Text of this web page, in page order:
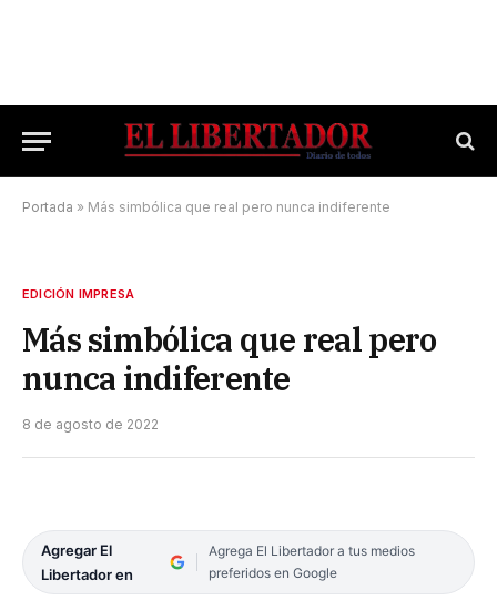
Portada » Más simbólica que real pero nunca indiferente
EDICIÓN IMPRESA
Más simbólica que real pero
nunca indiferente
8 de agosto de 2022
Agregar El
Libertador en
Agrega El Libertador a tus medios
preferidos en Google